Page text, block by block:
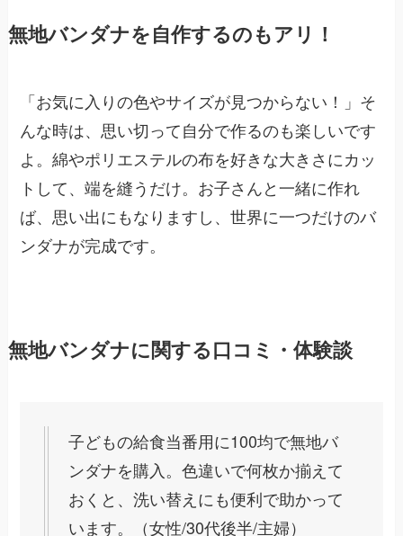
無地バンダナを自作するのもアリ！
「お気に入りの色やサイズが見つからない！」そ
んな時は、思い切って自分で作るのも楽しいです
よ。綿やポリエステルの布を好きな大きさにカッ
トして、端を縫うだけ。お子さんと一緒に作れ
ば、思い出にもなりますし、世界に一つだけのバ
ンダナが完成です。
無地バンダナに関する口コミ・体験談
子どもの給食当番用に100均で無地バ
ンダナを購入。色違いで何枚か揃えて
おくと、洗い替えにも便利で助かって
います。（女性/30代後半/主婦）